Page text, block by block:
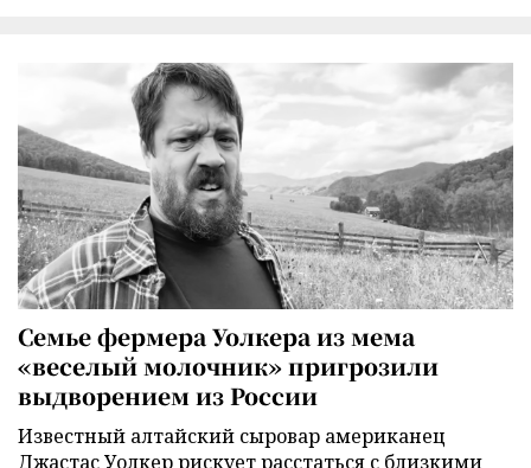
Семье фермера Уолкера из мема
«веселый молочник» пригрозили
выдворением из России
Известный алтайский сыровар американец
Джастас Уолкер рискует расстаться с близкими